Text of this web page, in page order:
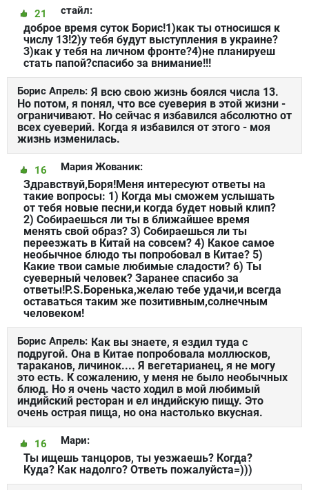
стайл:
21
доброе время суток Борис!1)как ты относишся к
числу 13!2)у тебя будут выступления в украине?
3)как у тебя на личном фронте?4)не планируеш
стать папой?спасибо за внимание!!!
Борис Апрель: Я всю свою жизнь боялся числа 13.
Но потом, я понял, что все суеверия в этой жизни -
ограничивают. Но сейчас я избавился абсолютно от
всех суеверий. Когда я избавился от этого - моя
жизнь изменилась.
Мария Жованик:
16
Здравствуй,Боря!Меня интересуют ответы на
такие вопросы: 1) Когда мы сможем услышать
от тебя новые песни,и когда будет новый клип?
2) Собираешься ли ты в ближайшее время
менять свой образ? 3) Собираешься ли ты
переезжать в Китай на совсем? 4) Какое самое
необычное блюдо ты попробовал в Китае? 5)
Какие твои самые любимые сладости? 6) Ты
суеверный человек? Заранее спасибо за
ответы!P.S.Боренька,желаю тебе удачи,и всегда
оставаться таким же позитивным,солнечным
человеком!
Борис Апрель: Как вы знаете, я ездил туда с
подругой. Она в Китае попробовала моллюсков,
тараканов, личинок.... Я вегетарианец, я не могу
это есть. К сожалению, у меня не было необычных
блюд. Но я очень часто ходил в мой любимый
индийский ресторан и ел индийскую пищу. Это
очень острая пища, но она настолько вкусная.
Мари:
16
Ты ищешь танцоров, ты уезжаешь? Когда?
Куда? Как надолго? Ответь пожалуйста=)))